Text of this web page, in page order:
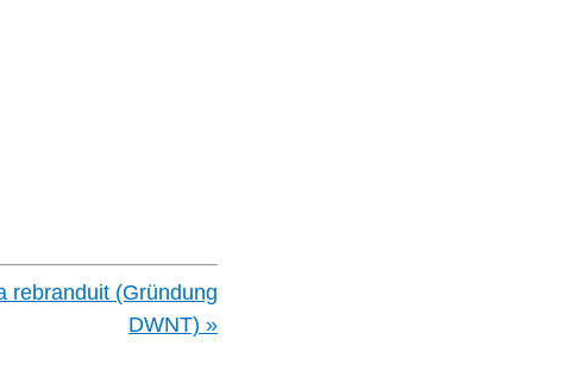
rebranduit (Gründung
DWNT) »